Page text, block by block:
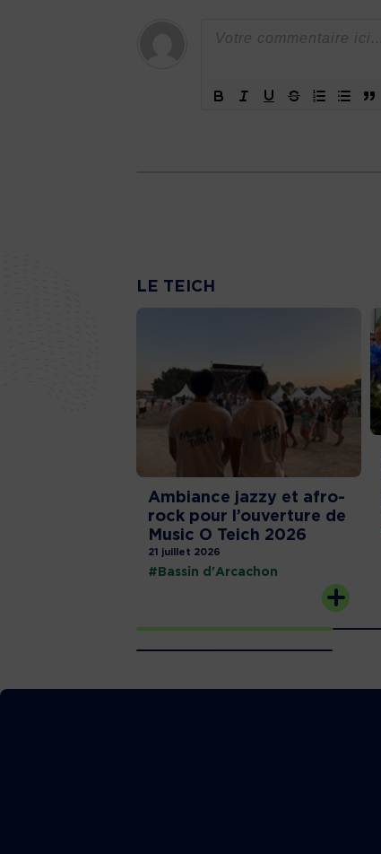
LE TEICH
Ambiance jazzy et afro-
rock pour l’ouverture de
Music O Teich 2026
21 juillet 2026
#Bassin d'Arcachon